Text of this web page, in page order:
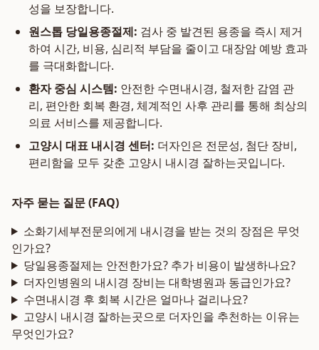
성을 보장합니다.
원스톱 당일용종절제: 검사 중 발견된 용종을 즉시 제거
하여 시간, 비용, 심리적 부담을 줄이고 대장암 예방 효과
를 극대화합니다.
환자 중심 시스템: 안전한 수면내시경, 철저한 감염 관
리, 편안한 회복 환경, 체계적인 사후 관리를 통해 최상의
의료 서비스를 제공합니다.
고양시 대표 내시경 센터: 더자인은 전문성, 첨단 장비,
편리함을 모두 갖춘 고양시 내시경 잘하는곳입니다.
자주 묻는 질문 (FAQ)
소화기세부전문의에게 내시경을 받는 것의 장점은 무엇
인가요?
당일용종절제는 안전한가요? 추가 비용이 발생하나요?
더자인병원의 내시경 장비는 대학병원과 동급인가요?
수면내시경 후 회복 시간은 얼마나 걸리나요?
고양시 내시경 잘하는곳으로 더자인을 추천하는 이유는
무엇인가요?